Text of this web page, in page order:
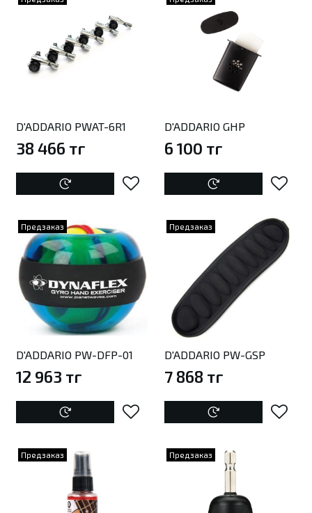
D'ADDARIO PWAT-6R1
38 466 тг
D'ADDARIO GHP
6 100 тг
Предзаказ
D'ADDARIO PW-DFP-01
12 963 тг
Предзаказ
D'ADDARIO PW-GSP
7 868 тг
Предзаказ Предзаказ